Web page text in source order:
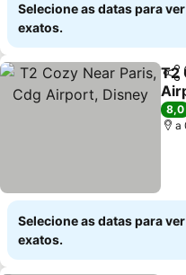
Selecione as datas para
exatos.
T2
8,0
a
Selecione as datas para
exatos.